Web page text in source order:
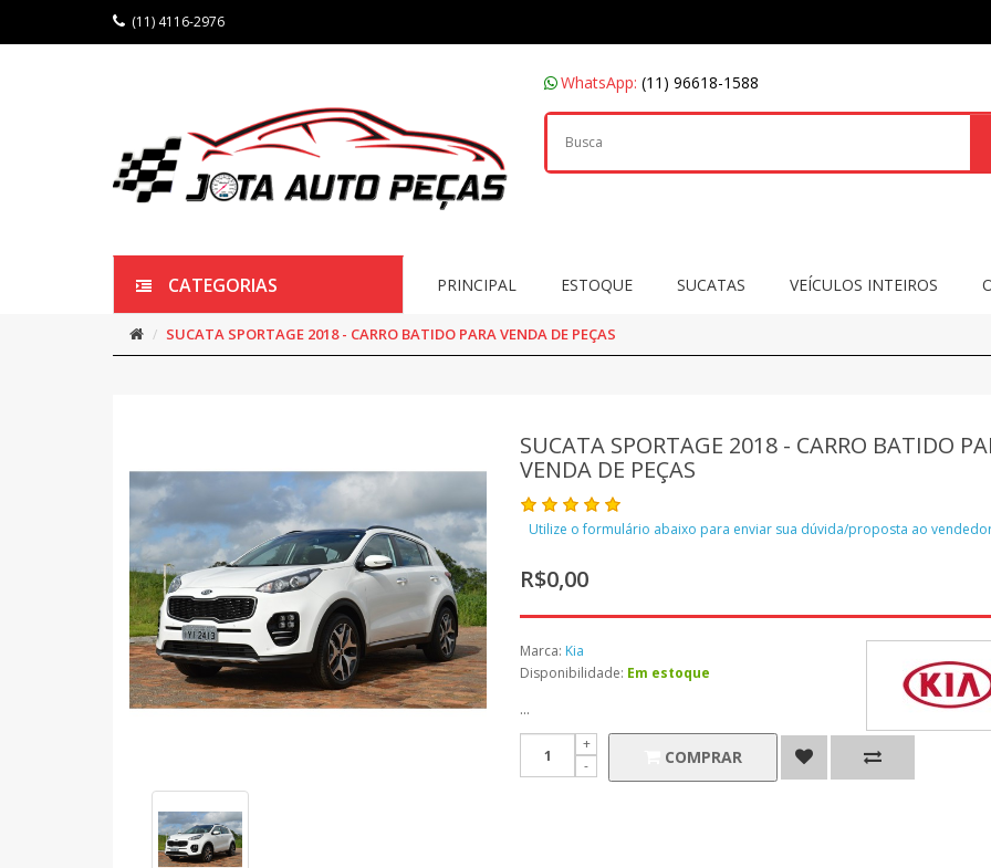
(11) 4116-2976
WhatsApp: (11) 96618-1588
CATEGORIAS PRINCIPAL ESTOQUE SUCATAS VEÍCULOS INTEIROS
SUCATA SPORTAGE 2018 - CARRO BATIDO PARA VENDA DE PEÇAS
SUCATA SPORTAGE 2018 - CARRO BATIDO
VENDA DE PEÇAS
Utilize o formulário abaixo para enviar sua dúvida/proposta ao
R$0,00
Marca: Kia
Disponibilidade: Em estoque
...
COMPRAR